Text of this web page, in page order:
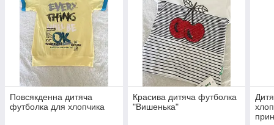
Повсякденна дитяча
футболка для хлопчика
Красива дитяча футболка
"Вишенька"